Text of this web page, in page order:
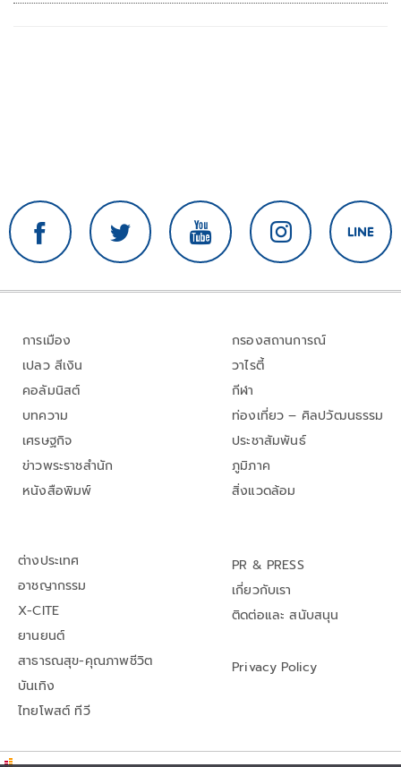
การเมือง
เปลว สีเงิน
คอลัมนิสต์
บทความ
เศรษฐกิจ
ข่าวพระราชสำนัก
หนังสือพิมพ์
กรองสถานการณ์
วาไรตี้
กีฬา
ท่องเที่ยว – ศิลปวัฒนธรรม
ประชาสัมพันธ์
ภูมิภาค
สิ่งแวดล้อม
ต่างประเทศ
อาชญากรรม
X-CITE
ยานยนต์
สาธารณสุข-คุณภาพชีวิต
บันเทิง
ไทยโพสต์ ทีวี
PR & PRESS
เกี่ยวกับเรา
ติดต่อและ สนับสนุน
Privacy Policy